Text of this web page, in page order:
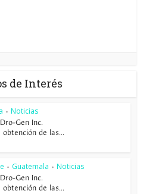
de Interés
• Noticias
Gen Inc.
obtención de las...
• Guatemala • Noticias
Gen Inc.
obtención de las...